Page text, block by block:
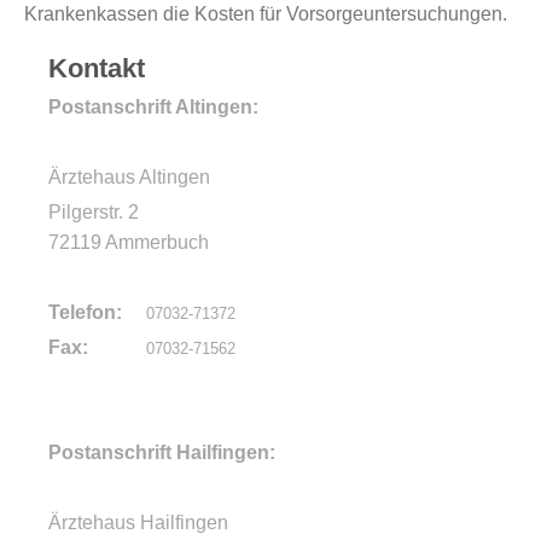
Krankenkassen die Kosten für Vorsorgeuntersuchungen.
Kontakt
Postanschrift Altingen:
Ärztehaus Altingen
Pilgerstr. 2
72119 Ammerbuch
Telefon: 07032-71372
Fax: 07032-71562
Postanschrift Hailfingen:
Ärztehaus Hailfingen